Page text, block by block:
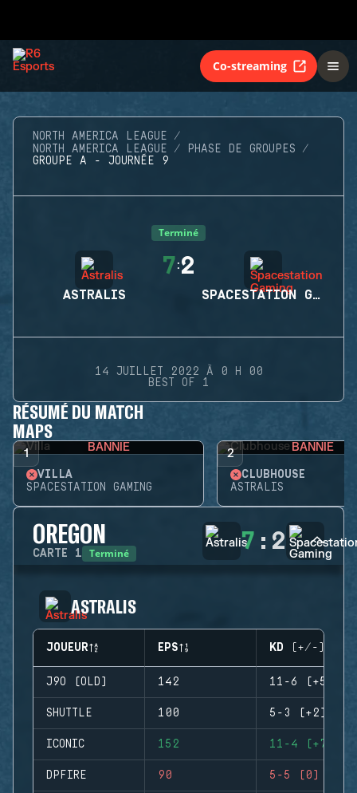
Co-streaming
NORTH AMERICA LEAGUE
NORTH AMERICA LEAGUE
PHASE DE GROUPES
GROUPE A - JOURNÉE 9
Terminé
ASTRALIS
7:2
SPACESTATION GAMING
14 JUILLET 2022 À 0 H 00
BEST OF 1
RÉSUMÉ DU MATCH
MAPS
1 BANNIE
VILLA
SPACESTATION GAMING
2 BANNIE
CLUBHOUSE
ASTRALIS
OREGON
CARTE 1 Terminé 7 : 2
ASTRALIS
JOUEUR EPS KD (+/-)
J9O (OLD) 142 11-6 (+5)
SHUTTLE 100 5-3 (+2)
ICONIC 152 11-4 (+7)
DPFIRE 90 5-5 (0)